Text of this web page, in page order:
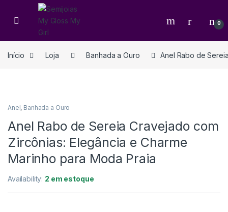
0
Início Loja Banhada a Ouro Anel Rabo de
Anel, Banhada a Ouro
Anel Rabo de Sereia Cravejado com
Zircônias: Elegância e Charme
Marinho para Moda Praia
Availability: 2 em estoque